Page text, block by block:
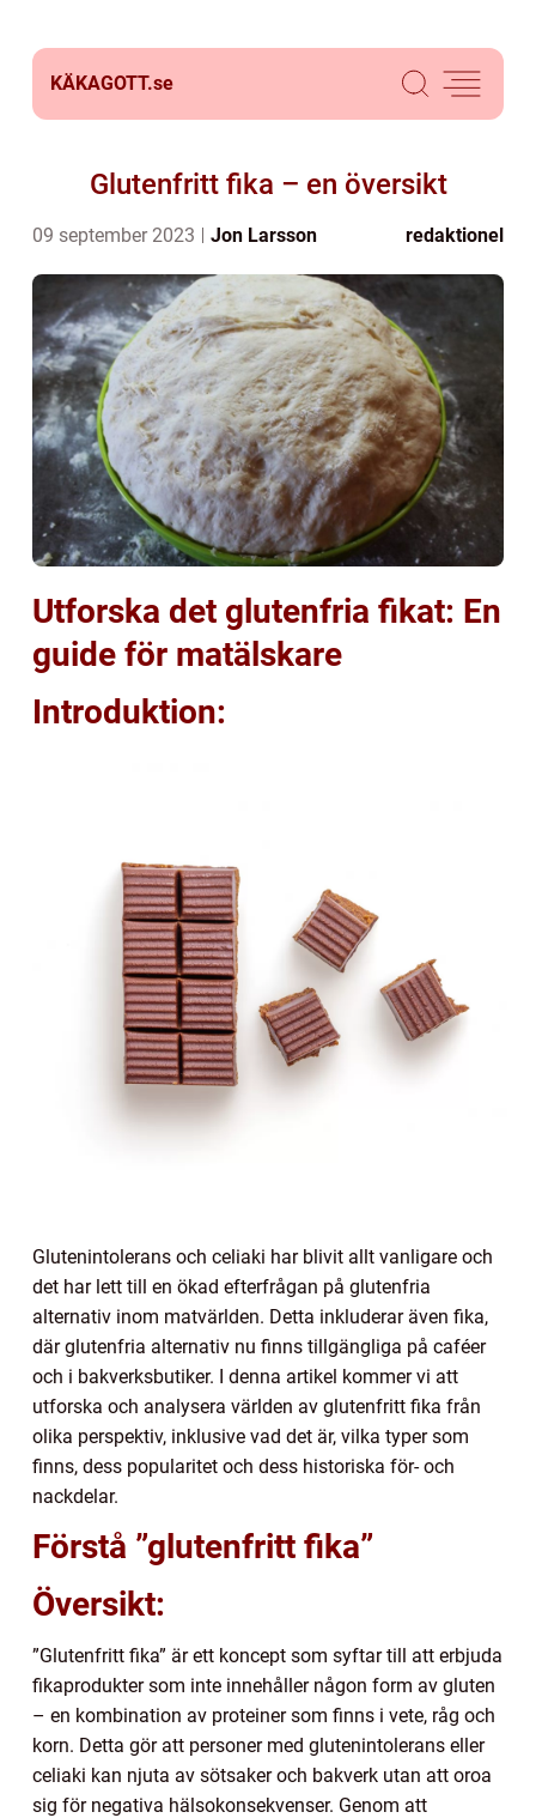
KÄKAGOTT.se
Glutenfritt fika – en översikt
09 september 2023 Jon Larsson redaktionel
Utforska det glutenfria fikat: En
guide för matälskare
Introduktion:
Glutenintolerans och celiaki har blivit allt vanligare och
det har lett till en ökad efterfrågan på glutenfria
alternativ inom matvärlden. Detta inkluderar även fika,
där glutenfria alternativ nu finns tillgängliga på caféer
och i bakverksbutiker. I denna artikel kommer vi att
utforska och analysera världen av glutenfritt fika från
olika perspektiv, inklusive vad det är, vilka typer som
finns, dess popularitet och dess historiska för- och
nackdelar.
Förstå ”glutenfritt fika”
Översikt:
”Glutenfritt fika” är ett koncept som syftar till att erbjuda
fikaprodukter som inte innehåller någon form av gluten
– en kombination av proteiner som finns i vete, råg och
korn. Detta gör att personer med glutenintolerans eller
celiaki kan njuta av sötsaker och bakverk utan att oroa
sig för negativa hälsokonsekvenser. Genom att